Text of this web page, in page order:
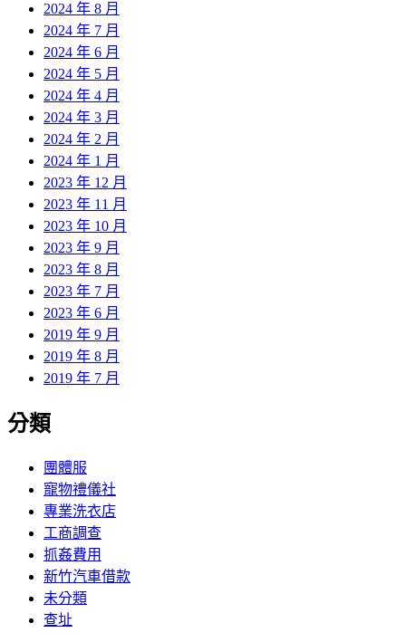
2024 年 8 月
2024 年 7 月
2024 年 6 月
2024 年 5 月
2024 年 4 月
2024 年 3 月
2024 年 2 月
2024 年 1 月
2023 年 12 月
2023 年 11 月
2023 年 10 月
2023 年 9 月
2023 年 8 月
2023 年 7 月
2023 年 6 月
2019 年 9 月
2019 年 8 月
2019 年 7 月
分類
團體服
寵物禮儀社
專業洗衣店
工商調查
抓姦費用
新竹汽車借款
未分類
查址